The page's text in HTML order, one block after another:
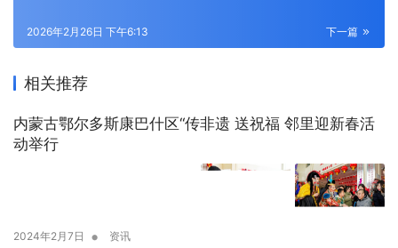
下一篇
2026年2月26日 下午6:13
相关推荐
内蒙古鄂尔多斯康巴什区“传非遗 送祝福 邻里迎新春活
动举行
2024年2月7日 • 资讯